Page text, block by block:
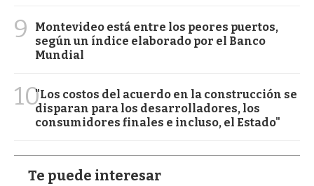
9
Montevideo está entre los peores puertos,
según un índice elaborado por el Banco
Mundial
10"Los costos del acuerdo en la construcción se
disparan para los desarrolladores, los
consumidores finales e incluso, el Estado"
Te puede interesar